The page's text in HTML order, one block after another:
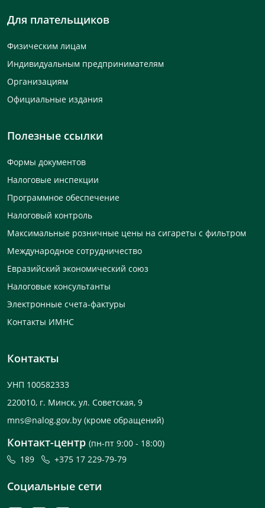
Для плательщиков
Физическим лицам
Индивидуальным предпринимателям
Организациям
Официальные издания
Полезные ссылки
Формы документов
Налоговые инспекции
Программное обеспечение
Налоговый контроль
Максимальные розничные цены на сигареты с фильтром
Международное сотрудничество
Евразийский экономический союз
Налоговые консультанты
Электронные счета-фактуры
Контакты ИМНС
Контакты
УНП 100582333
220010, г. Минск, ул. Советская, 9
mns@nalog.gov.by (кроме обращений)
Контакт-центр (пн-пт 9:00 - 18:00)
189
+375 17 229-79-79
Социальные сети